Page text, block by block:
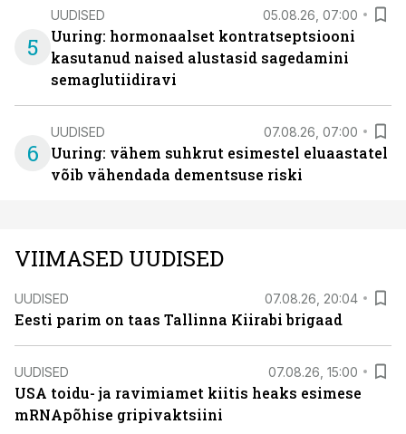
5
UUDISED 05.08.26, 07:00
Uuring: hormonaalset kontratseptsiooni
kasutanud naised alustasid sagedamini
semaglutiidiravi
6
UUDISED 07.08.26, 07:00
Uuring: vähem suhkrut esimestel eluaastatel
võib vähendada dementsuse riski
VIIMASED UUDISED
UUDISED 07.08.26, 20:04
Eesti parim on taas Tallinna Kiirabi brigaad
UUDISED 07.08.26, 15:00
USA toidu- ja ravimiamet kiitis heaks esimese
mRNApõhise gripivaktsiini